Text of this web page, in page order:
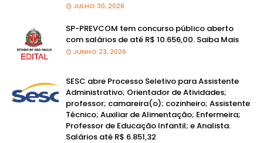
JULHO 30, 2026
SP-PREVCOM tem concurso público aberto
com salários de até R$ 10.656,00. Saiba Mais
JUNHO 23, 2026
SESC abre Processo Seletivo para Assistente
Administrativo; Orientador de Atividades;
professor; camareira(o); cozinheiro; Assistente
Técnico; Auxiliar de Alimentação; Enfermeira;
Professor de Educação Infantil; e Analista.
Salários até R$ 6.851,32